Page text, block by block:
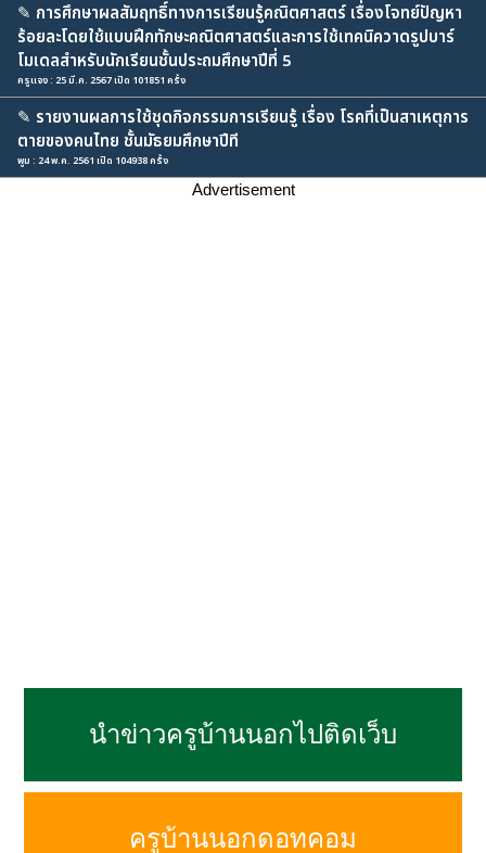
✎ การศึกษาผลสัมฤทธิ์ทางการเรียนรู้คณิตศาสตร์ เรื่องโจทย์ปัญหา
ร้อยละโดยใช้แบบฝึกทักษะคณิตศาสตร์และการใช้เทคนิควาดรูปบาร์
โมเดลสำหรับนักเรียนชั้นประถมศึกษาปีที่ 5
ครูแจง : 25 มี.ค. 2567 เปิด 101851 ครั้ง
✎ รายงานผลการใช้ชุดกิจกรรมการเรียนรู้ เรื่อง โรคที่เป็นสาเหตุการ
ตายของคนไทย ชั้นมัธยมศึกษาปีที
พูม : 24 พ.ค. 2561 เปิด 104938 ครั้ง
Advertisement
นำข่าวครูบ้านนอกไปติดเว็บ
ครูบ้านนอกดอทคอม